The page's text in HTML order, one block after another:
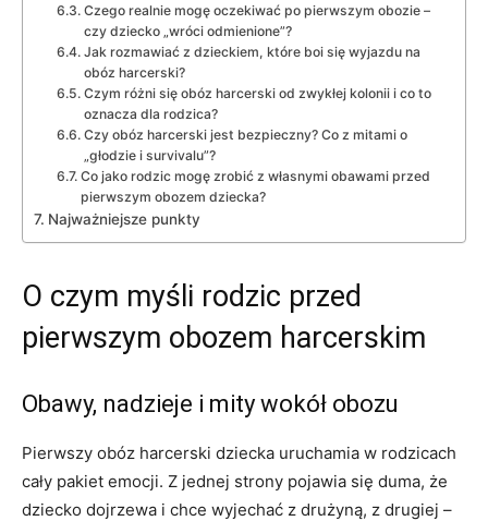
Czego realnie mogę oczekiwać po pierwszym obozie –
czy dziecko „wróci odmienione”?
Jak rozmawiać z dzieckiem, które boi się wyjazdu na
obóz harcerski?
Czym różni się obóz harcerski od zwykłej kolonii i co to
oznacza dla rodzica?
Czy obóz harcerski jest bezpieczny? Co z mitami o
„głodzie i survivalu”?
Co jako rodzic mogę zrobić z własnymi obawami przed
pierwszym obozem dziecka?
Najważniejsze punkty
O czym myśli rodzic przed
pierwszym obozem harcerskim
Obawy, nadzieje i mity wokół obozu
Pierwszy obóz harcerski dziecka uruchamia w rodzicach
cały pakiet emocji. Z jednej strony pojawia się duma, że
dziecko dojrzewa i chce wyjechać z drużyną, z drugiej –